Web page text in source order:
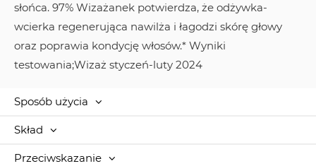
słońca. 97% Wizażanek potwierdza, że odżywka-
wcierka regenerująca nawilża i łagodzi skórę głowy
oraz poprawia kondycję włosów.* Wyniki
testowania;Wizaż styczeń-luty 2024
Sposób użycia
Skład
Przeciwskazanie